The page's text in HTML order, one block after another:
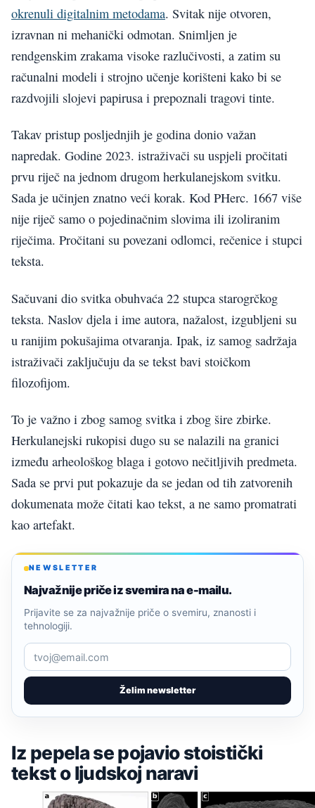
okrenuli digitalnim metodama. Svitak nije otvoren,
izravnan ni mehanički odmotan. Snimljen je
rendgenskim zrakama visoke razlučivosti, a zatim su
računalni modeli i strojno učenje korišteni kako bi se
razdvojili slojevi papirusa i prepoznali tragovi tinte.
Takav pristup posljednjih je godina donio važan
napredak. Godine 2023. istraživači su uspjeli pročitati
prvu riječ na jednom drugom herkulanejskom svitku.
Sada je učinjen znatno veći korak. Kod PHerc. 1667 više
nije riječ samo o pojedinačnim slovima ili izoliranim
riječima. Pročitani su povezani odlomci, rečenice i stupci
teksta.
Sačuvani dio svitka obuhvaća 22 stupca starogrčkog
teksta. Naslov djela i ime autora, nažalost, izgubljeni su
u ranijim pokušajima otvaranja. Ipak, iz samog sadržaja
istraživači zaključuju da se tekst bavi stoičkom
filozofijom.
To je važno i zbog samog svitka i zbog šire zbirke.
Herkulanejski rukopisi dugo su se nalazili na granici
između arheološkog blaga i gotovo nečitljivih predmeta.
Sada se prvi put pokazuje da se jedan od tih zatvorenih
dokumenata može čitati kao tekst, a ne samo promatrati
kao artefakt.
NEWSLETTER
Najvažnije priče iz svemira na e-mailu.
Želim newsletter
Prijavite se za najvažnije priče o svemiru, znanosti i
tehnologiji.
Iz pepela se pojavio stoistički
tekst o ljudskoj naravi